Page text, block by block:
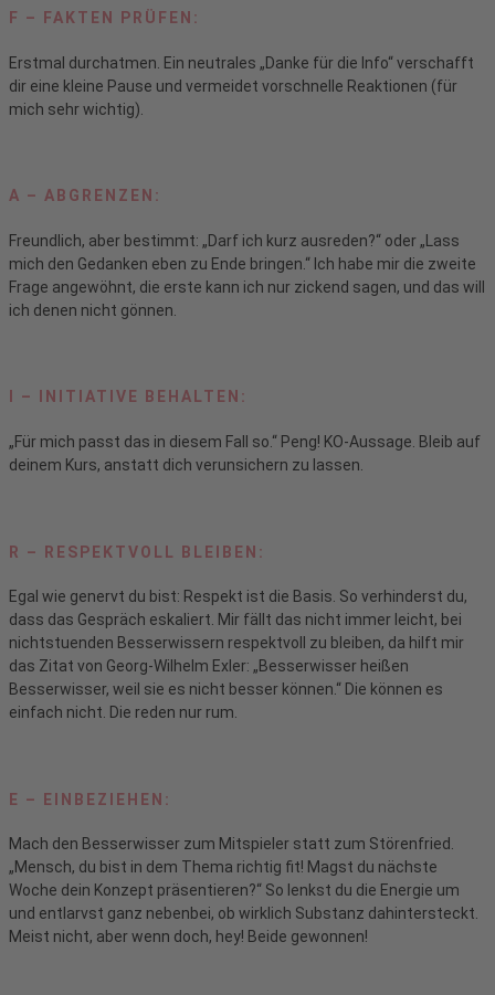
F – FAKTEN PRÜFEN:
Erstmal durchatmen. Ein neutrales „Danke für die Info“ verschafft
dir eine kleine Pause und vermeidet vorschnelle Reaktionen (für
mich sehr wichtig).
A – ABGRENZEN:
Freundlich, aber bestimmt: „Darf ich kurz ausreden?“ oder „Lass
mich den Gedanken eben zu Ende bringen.“ Ich habe mir die zweite
Frage angewöhnt, die erste kann ich nur zickend sagen, und das will
ich denen nicht gönnen.
I – INITIATIVE BEHALTEN :
„Für mich passt das in diesem Fall so.“ Peng! KO-Aussage. Bleib auf
deinem Kurs, anstatt dich verunsichern zu lassen.
R – RESPEKTVOLL BLEIBEN:
Egal wie genervt du bist: Respekt ist die Basis. So verhinderst du,
dass das Gespräch eskaliert. Mir fällt das nicht immer leicht, bei
nichtstuenden Besserwissern respektvoll zu bleiben, da hilft mir
das Zitat von Georg-Wilhelm Exler: „Besserwisser heißen
Besserwisser, weil sie es nicht besser können.“ Die können es
einfach nicht. Die reden nur rum.
E – EINBEZIEHEN:
Mach den Besserwisser zum Mitspieler statt zum Störenfried.
„Mensch, du bist in dem Thema richtig fit! Magst du nächste
Woche dein Konzept präsentieren?“ So lenkst du die Energie um
und entlarvst ganz nebenbei, ob wirklich Substanz dahintersteckt.
Meist nicht, aber wenn doch, hey! Beide gewonnen!